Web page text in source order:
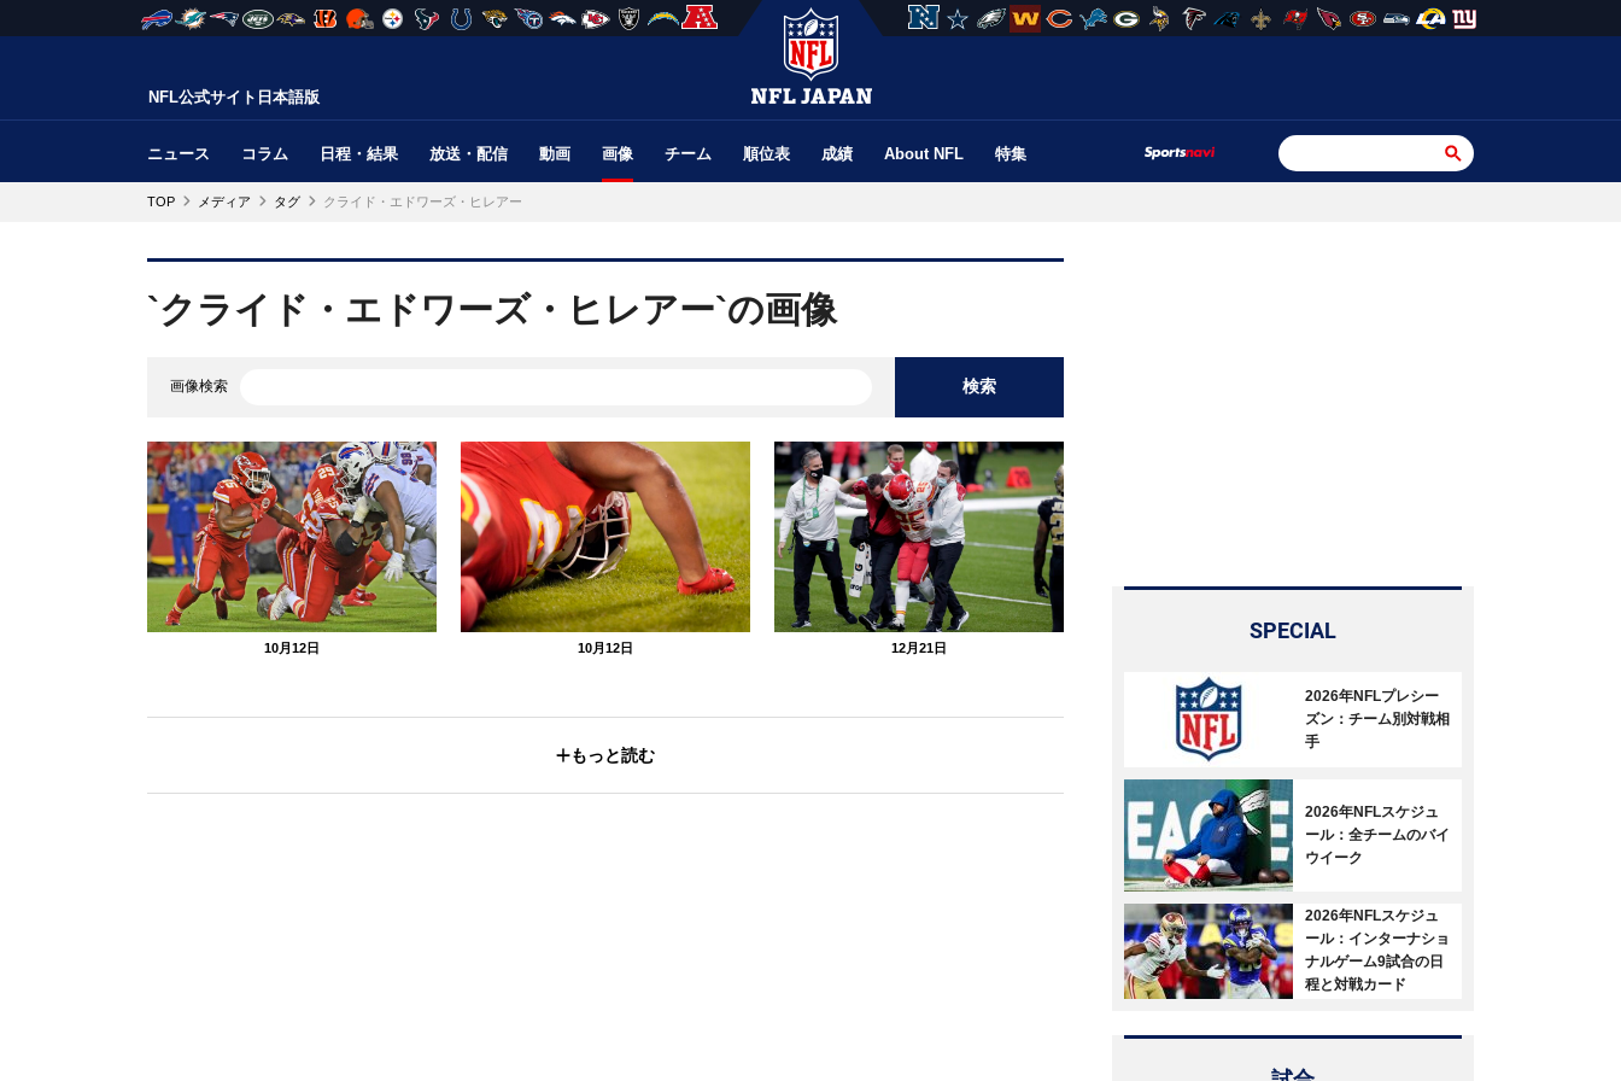
NFL公式サイト日本語版
ニュース コラム 日程・結果 放送・配信 動画 画像 チーム 順位表 成績 About NFL 特集
TOP メディア タグ クライド・エドワーズ・ヒレアー
`クライド・エドワーズ・ヒレアー`の画像
画像検索 検索
10月12日 10月12日 12月21日
もっと読む
SPECIAL
2026年NFLプレシー
ズン：チーム別対戦相
手
2026年NFLスケジュ
ール：全チームのバイ
ウイーク
2026年NFLスケジュ
ール：インターナショ
ナルゲーム9試合の日
程と対戦カード